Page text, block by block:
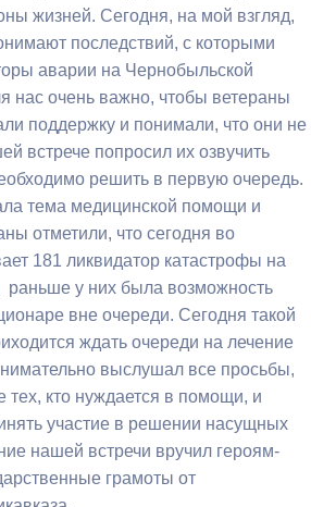
жизней. Сегодня, на мой взгляд,
последствий, с которыми
аварии на Чернобыльской
нас очень важно, чтобы ветераны
поддержку и понимали, что они не
встрече попросил их озвучить
решить в первую очередь.
тема медицинской помощи и
отметили, что сегодня во
181 ликвидатор катастрофы на
у них была возможность
вне очереди. Сегодня такой
ждать очереди на лечение
выслушал все просьбы,
кто нуждается в помощи, и
участие в решении насущных
нашей встречи вручил героям-
грамоты от